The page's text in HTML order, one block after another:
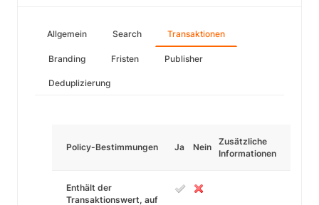
Allgemein Search Transaktionen
Branding Fristen Publisher
Deduplizierung
Policy-Bestimmungen Ja Nein
Zusätzliche
Informationen
Enthält der
Transaktionswert, auf